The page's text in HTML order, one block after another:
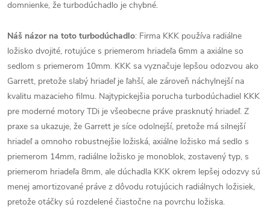
domnienke, že turbodúchadlo je chybné.
Náš názor na toto turbodúchadlo: Firma KKK používa radiálne
ložisko dvojité, rotujúce s priemerom hriadeľa 6mm a axiálne so
sedlom s priemerom 10mm. KKK sa vyznačuje lepšou odozvou ako
Garrett, pretože slabý hriadeľ je ľahší, ale zároveň náchylnejší na
kvalitu mazacieho filmu. Najtypickejšia porucha turbodúchadiel KKK
pre moderné motory TDi je všeobecne práve prasknutý hriadeľ. Z
praxe sa ukazuje, že Garrett je síce odolnejší, pretože má silnejší
hriadeľ a omnoho robustnejšie ložiská, axiálne ložisko má sedlo s
priemerom 14mm, radiálne ložisko je monoblok, zostavený typ, s
priemerom hriadeľa 8mm, ale dúchadla KKK okrem lepšej odozvy sú
menej amortizované práve z dôvodu rotujúcich radiálnych ložisiek,
pretože otáčky sú rozdelené čiastočne na povrchu ložiska.